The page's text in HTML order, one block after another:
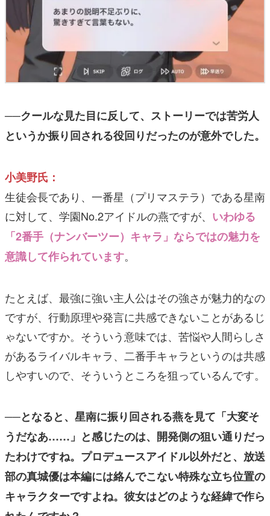
──クールな見た目に反して、ストーリーでは苦労人
というか振り回される役回りだったのが意外でした。
小美野氏：
生徒会長であり、一番星（プリマステラ）である星南
に対して、学園No.2アイドルの燕ですが、 いわゆる
「2番手（ナンバーツー）キャラ」ならではの魅力を
意識して作られています。
たとえば、最強に強い主人公はその強さが魅力的なの
ですが、行動原理や発言に共感できないことがあるじ
ゃないですか。そういう意味では、苦悩や人間らしさ
があるライバルキャラ、二番手キャラというのは共感
しやすいので、そういうところを狙っているんです。
──となると、星南に振り回される燕を見て「大変そ
うだなあ……」と感じたのは、開発側の狙い通りだっ
たわけですね。プロデュースアイドル以外だと、放送
部の真城優は本編には絡んでこない特殊な立ち位置の
キャラクターですよね。彼女はどのような経緯で作ら